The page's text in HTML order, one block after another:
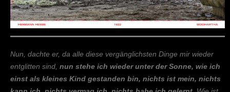
Nun, dachte er, da alle diese vergänglichsten Dinge mir wieder
entglitten sind, nun stehe ich wieder unter der Sonne, wie ich
einst als kleines Kind gestanden bin, nichts ist mein, nichts